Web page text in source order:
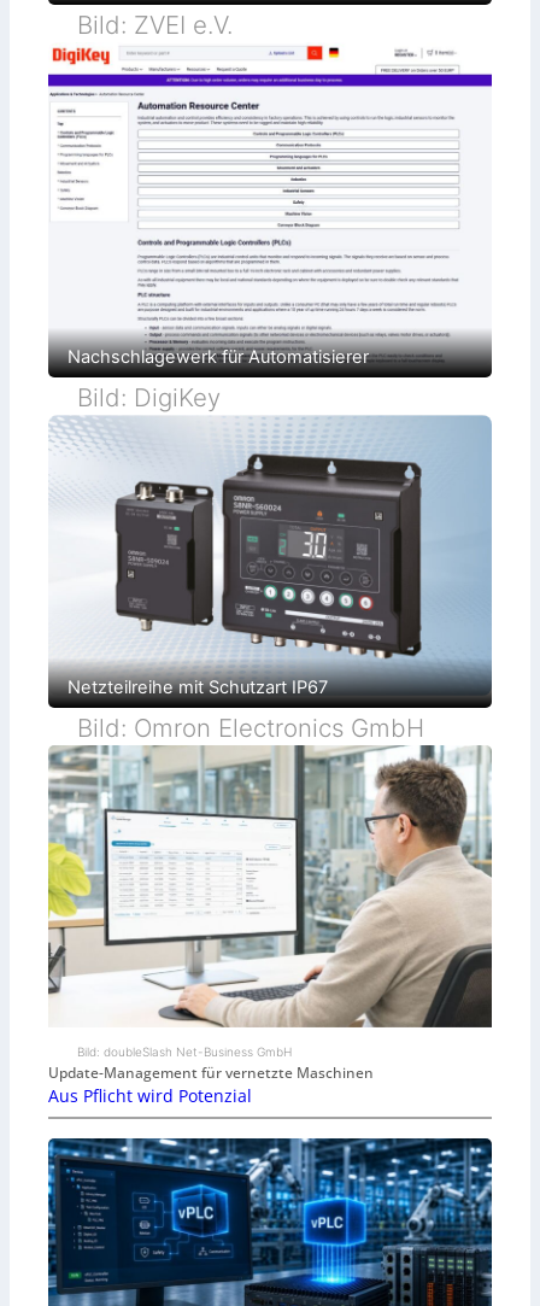
Bild: ZVEI e.V.
Nachschlagewerk für Automatisierer
Bild: DigiKey
Netzteilreihe mit Schutzart IP67
Bild: Omron Electronics GmbH
Bild: doubleSlash Net-Business GmbH
Update-Management für vernetzte Maschinen
Aus Pflicht wird Potenzial